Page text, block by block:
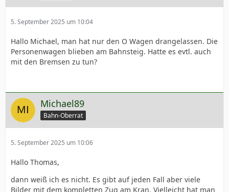
5. September 2025 um 10:04
Hallo Michael, man hat nur den O Wagen drangelassen. Die
Personenwagen blieben am Bahnsteig. Hatte es evtl. auch
mit den Bremsen zu tun?
Michael89
Bahn-Oberrat
5. September 2025 um 10:06
Hallo Thomas,
dann weiß ich es nicht. Es gibt auf jeden Fall aber viele
Bilder mit dem kompletten Zug am Kran. Vielleicht hat man